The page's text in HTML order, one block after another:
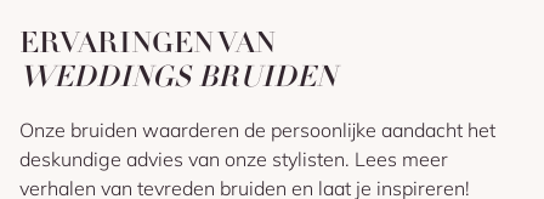
ERVARINGEN VAN
WEDDINGS BRUIDEN
Onze bruiden waarderen de persoonlijke aandacht het
deskundige advies van onze stylisten. Lees meer
verhalen van tevreden bruiden en laat je inspireren!